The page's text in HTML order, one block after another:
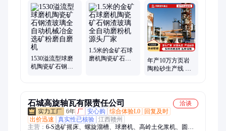
1530溢流型球磨
机陶瓷矿石钢渣
1.5米的金矿石球
磨机陶瓷矿石钢
年产10万方页岩
陶粒砂生产线 提
石城高旋轴瓦有限责任公司
洽谈
6年 厂 安心购 综合体验L0
回复及时
出价迅速
真实性已核验 江西赣州
主营： 6-S选矿摇床、螺旋溜槽、球磨机、高岭土化浆机、圆筒